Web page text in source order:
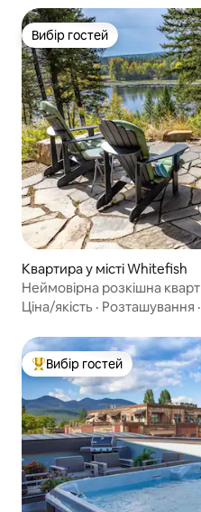
Вибір гостей
Вибір гостей
Квартира у місті Whitefish
Неймовірна розкішна
Ціна/якість · Розташування ·
Топ вибір гостей
Вибір гостей